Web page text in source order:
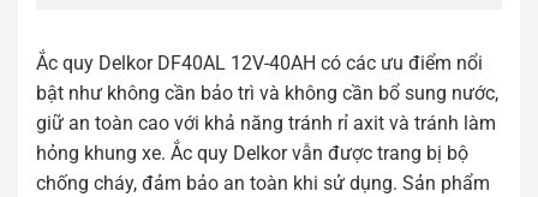
Ắc quy Delkor DF40AL 12V-40AH có các ưu điểm nổi
bật như không cần bảo trì và không cần bổ sung nước,
giữ an toàn cao với khả năng tránh rỉ axit và tránh làm
hỏng khung xe. Ắc quy Delkor vẫn được trang bị bộ
chống cháy, đảm bảo an toàn khi sử dụng. Sản phẩm